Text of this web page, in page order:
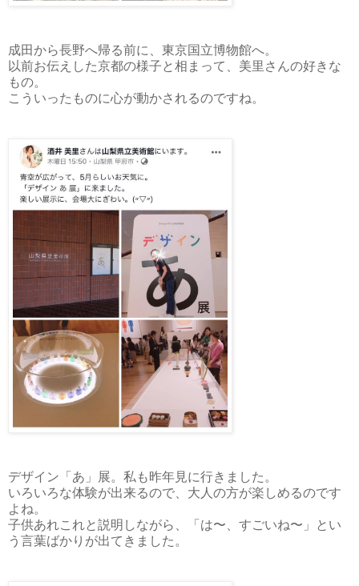
成田から長野へ帰る前に、東京国立博物館へ。
以前お伝えした京都の様子と相まって、美里さんの好きな
もの。
こういったものに心が動かされるのですね。
デザイン「あ」展。私も昨年見に行きました。
いろいろな体験が出来るので、大人の方が楽しめるのです
よね。
子供あれこれと説明しながら、「は〜、すごいね〜」とい
う言葉ばかりが出てきました。